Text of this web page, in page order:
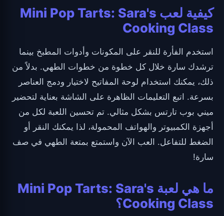
كيفية لعب Mini Pop Tarts: Sara's
Cooking Class
استخدم الفأرة للنقر على المكونات وأدوات المطبخ بينما
ترشدك سارة خلال كل خطوة من خطوات الطهي. بدلاً من
ذلك، يمكنك استخدام لوحة المفاتيح لاختيار ودمج العناصر
بسرعة. اتبع التعليمات الظاهرة على الشاشة بعناية لتحضير
ميني بوب تارتس بشكل مثالي. تم تحسين اللعبة لكل من
أجهزة الكمبيوتر والهواتف المحمولة، لذا يمكنك النقر أو
الضغط للتفاعل. العب الآن واستمتع بمتعة الطهي في صف
سارة!
ما هي لعبة Mini Pop Tarts: Sara's
Cooking Class؟